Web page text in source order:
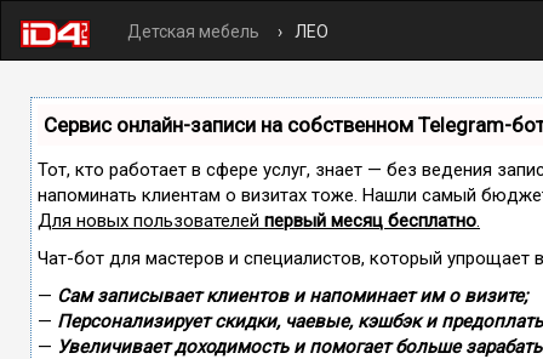
Детская мебель ЛЕО
Сервис онлайн-записи на собственном Telegram-
Тот, кто работает в сфере услуг, знает — без ведения
напоминать клиентам о визитах тоже. Нашли самый
Для новых пользователей первый месяц бесплатно.
Чат-бот для мастеров и специалистов, который упрощает
— Сам записывает клиентов и напоминает им о визите;
— Персонализирует скидки, чаевые, кэшбэк и
— Увеличивает доходимость и помогает больше